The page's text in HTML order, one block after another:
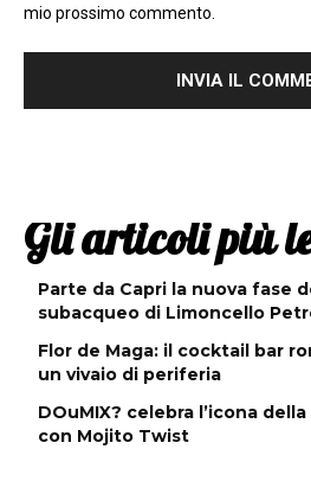
mio prossimo commento.
Gli articoli più
Parte da Capri la nuova fase
subacqueo di Limoncello
Flor de Maga: il cocktail bar
un vivaio di periferia
DOuMIX? celebra l’icona
con Mojito Twist